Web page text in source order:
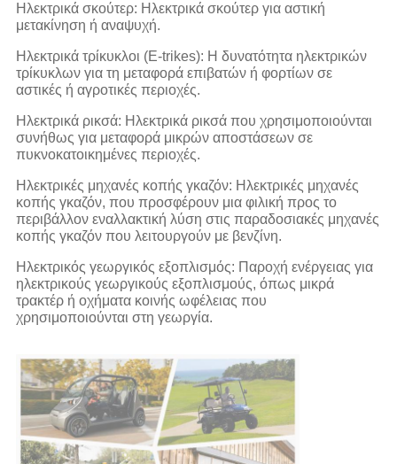
Ηλεκτρικά σκούτερ: Ηλεκτρικά σκούτερ για αστική
μετακίνηση ή αναψυχή.
Ηλεκτρικά τρίκυκλοι (E-trikes): Η δυνατότητα ηλεκτρικών
τρίκυκλων για τη μεταφορά επιβατών ή φορτίων σε
αστικές ή αγροτικές περιοχές.
Ηλεκτρικά ρικσά: Ηλεκτρικά ρικσά που χρησιμοποιούνται
συνήθως για μεταφορά μικρών αποστάσεων σε
πυκνοκατοικημένες περιοχές.
Ηλεκτρικές μηχανές κοπής γκαζόν: Ηλεκτρικές μηχανές
κοπής γκαζόν, που προσφέρουν μια φιλική προς το
περιβάλλον εναλλακτική λύση στις παραδοσιακές μηχανές
κοπής γκαζόν που λειτουργούν με βενζίνη.
Ηλεκτρικός γεωργικός εξοπλισμός: Παροχή ενέργειας για
ηλεκτρικούς γεωργικούς εξοπλισμούς, όπως μικρά
τρακτέρ ή οχήματα κοινής ωφέλειας που
χρησιμοποιούνται στη γεωργία.